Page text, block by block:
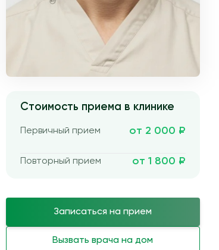
Стоимость приема в клинике
Первичный прием от 2 000 ₽
Повторный прием от 1 800 ₽
Записаться на прием
Вызвать врача на дом